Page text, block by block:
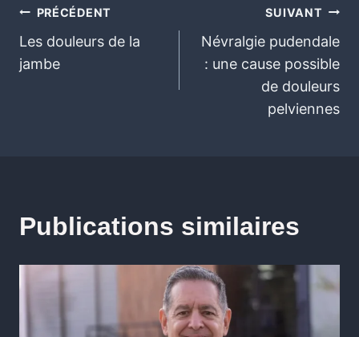
PRÉCÉDENT
Les douleurs de la
jambe
SUIVANT
Névralgie pudendale
: une cause possible
de douleurs
pelviennes
Publications similaires